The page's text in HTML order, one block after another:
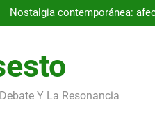
Nostalgia contemporánea:
Entrevista con los autores del
Nostalgia contemporánea:
Entrevista con los autores del
Y La Resonancia